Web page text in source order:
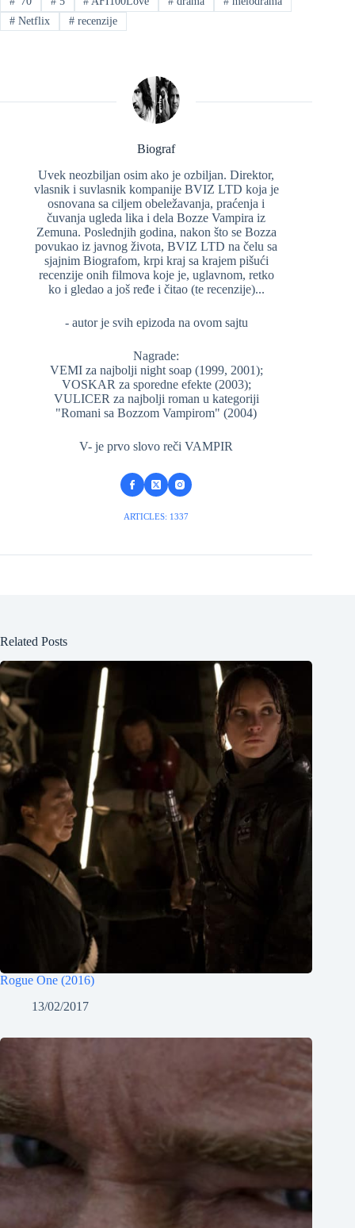
#Netflix #recenzije
Biograf
Uvek neozbiljan osim ako je ozbiljan. Direktor,
vlasnik i suvlasnik kompanije BVIZ LTD koja je
osnovana sa ciljem obeležavanja, praćenja i
čuvanja ugleda lika i dela Bozze Vampira iz
Zemuna. Poslednjih godina, nakon što se Bozza
povukao iz javnog života, BVIZ LTD na čelu sa
sjajnim Biografom, krpi kraj sa krajem pišući
recenzije onih filmova koje je, uglavnom, retko
ko i gledao a još ređe i čitao (te recenzije)...
- autor je svih epizoda na ovom sajtu
Nagrade:
VEMI za najbolji night soap (1999, 2001);
VOSKAR za sporedne efekte (2003);
VULICER za najbolji roman u kategoriji
"Romani sa Bozzom Vampirom" (2004)
V- je prvo slovo reči VAMPIR
ARTICLES: 1337
Related Posts
Rogue One (2016)
13/02/2017